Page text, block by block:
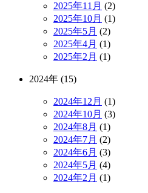
2025年11月 (2)
2025年10月 (1)
2025年5月 (2)
2025年4月 (1)
2025年2月 (1)
2024年 (15)
2024年12月 (1)
2024年10月 (3)
2024年8月 (1)
2024年7月 (2)
2024年6月 (3)
2024年5月 (4)
2024年2月 (1)